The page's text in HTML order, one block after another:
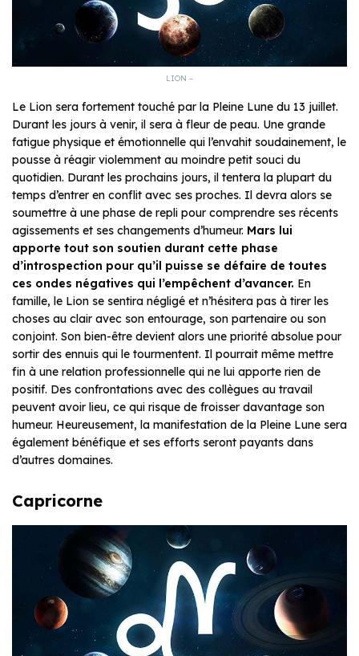
LION –
Le Lion sera fortement touché par la Pleine Lune du 13 juillet.
Durant les jours à venir, il sera à fleur de peau. Une grande
fatigue physique et émotionnelle qui l’envahit soudainement, le
pousse à réagir violemment au moindre petit souci du
quotidien. Durant les prochains jours, il tentera la plupart du
temps d’entrer en conflit avec ses proches. Il devra alors se
soumettre à une phase de repli pour comprendre ses récents
agissements et ses changements d’humeur. Mars lui
apporte tout son soutien durant cette phase
d’introspection pour qu’il puisse se défaire de toutes
ces ondes négatives qui l’empêchent d’avancer. En
famille, le Lion se sentira négligé et n’hésitera pas à tirer les
choses au clair avec son entourage, son partenaire ou son
conjoint. Son bien-être devient alors une priorité absolue pour
sortir des ennuis qui le tourmentent. Il pourrait même mettre
fin à une relation professionnelle qui ne lui apporte rien de
positif. Des confrontations avec des collègues au travail
peuvent avoir lieu, ce qui risque de froisser davantage son
humeur. Heureusement, la manifestation de la Pleine Lune sera
également bénéfique et ses efforts seront payants dans
d’autres domaines.
Capricorne